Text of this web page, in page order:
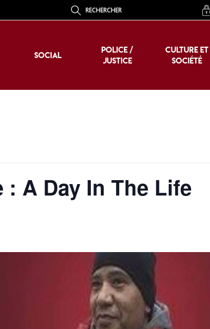
RECHERCHER
SOCIAL
POLICE /
JUSTICE
CULTURE ET
SOCIÉTÉ
SOCIAL
POLICE /
JUSTICE
CULTURE ET
SOCIÉTÉ
A Day In The Life